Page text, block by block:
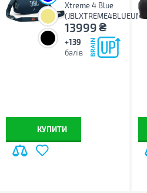
Xtreme 4 Blue
(JBLXTREME4BLUEUNA)
13999₴
+139
балів
КУПИТИ